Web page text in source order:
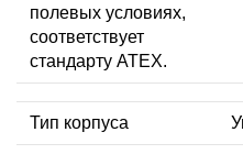
полевых условиях,
соответствует
стандарту ATEX.
Тип корпуса